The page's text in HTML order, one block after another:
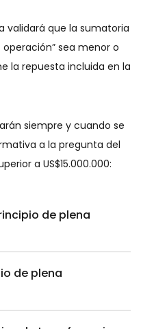
validará que la sumatoria
sea menor o
la repuesta incluida en la
siempre y cuando se
a la pregunta del
a US$15.000.000:
de plena
de plena